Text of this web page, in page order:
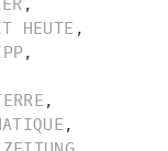
,
HEUTE ,
,
,
,